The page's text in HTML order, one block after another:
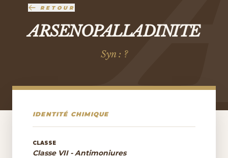
RETOUR
ARSENOPALLADINITE
Syn : ?
IDENTITÉ CHIMIQUE
CLASSE
Classe VII - Antimoniures